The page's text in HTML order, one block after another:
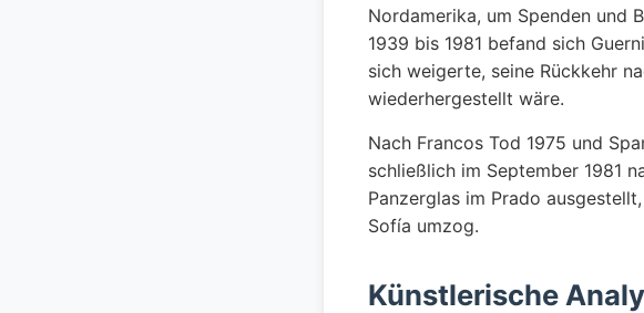
Nordamerika, um Spenden und
1939 bis 1981 befand sich
sich weigerte, seine Rückkehr
wiederhergestellt wäre.
Nach Francos Tod 1975 und
schließlich im September 1981
Panzerglas im Prado
Sofía umzog.
Künstlerische